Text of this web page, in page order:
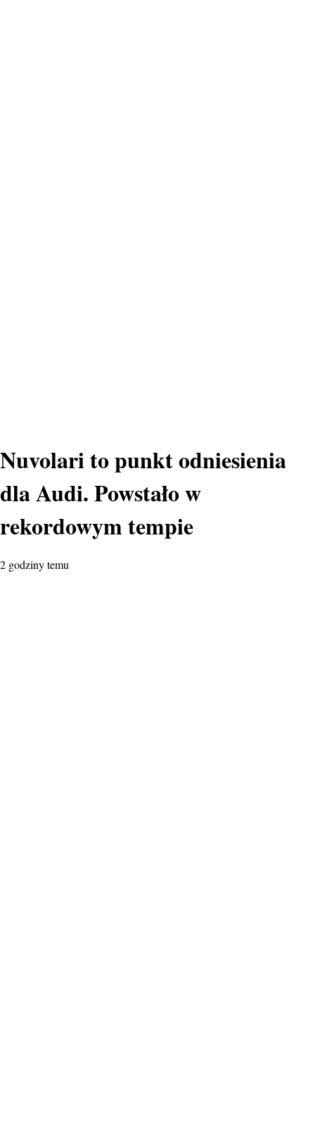
Nuvolari to punkt odniesienia
dla Audi. Powstało w
rekordowym tempie
2 godziny temu